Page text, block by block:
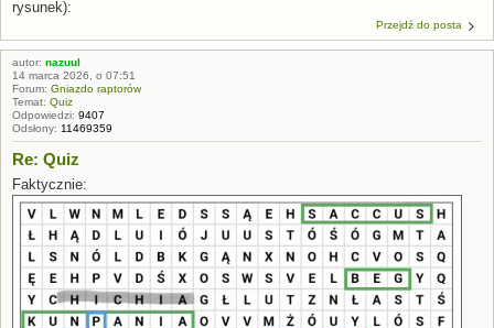
rysunek):
Przejdź do posta
autor: nazuul
14 marca 2026, o 07:51
Forum: Gniazdo raptorów
Temat: Quiz
Odpowiedzi: 9407
Odsłony: 11469359
Re: Quiz
Faktycznie: